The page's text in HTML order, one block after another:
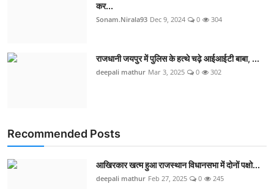
कर...
Sonam.Nirala93 Dec 9, 2024 0 304
राजधानी जयपुर में पुलिस के हत्थे चढ़े आईआईटी बाबा, ...
deepali mathur Mar 3, 2025 0 302
Recommended Posts
आखिरकार खत्म हुआ राजस्थान विधानसभा में दोनों पक्षो...
deepali mathur Feb 27, 2025 0 245